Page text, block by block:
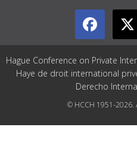
Hague Conference on Private
Haye de droit international
Derecho
© HCCH 1951-2026.